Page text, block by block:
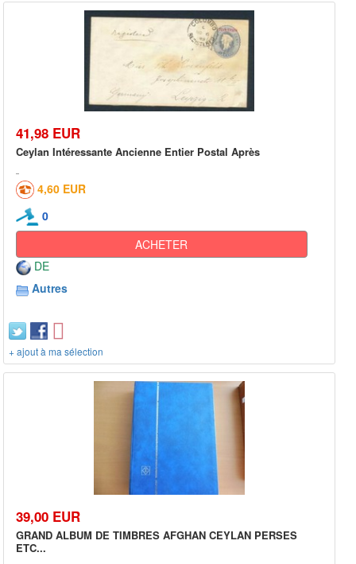
41,98 EUR
Ceylan Intéressante Ancienne Entier Postal Après
4,60 EUR
0
ACHETER
DE
Autres
+ ajout à ma sélection
39,00 EUR
GRAND ALBUM DE TIMBRES AFGHAN CEYLAN PERSES
ETC...